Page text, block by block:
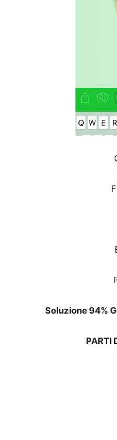
Soluzione 94%
PARTI